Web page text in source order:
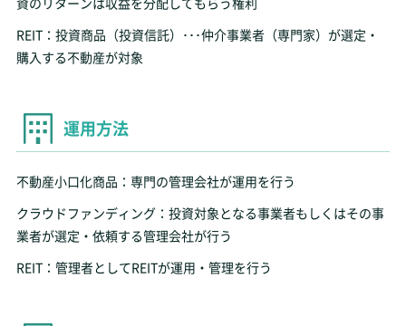
REIT：投資商品（投資信託）･･･仲介事業者（専門家）が選定・
購入する不動産が対象
運用方法
不動産小口化商品：専門の管理会社が運用を行う
クラウドファンディング：投資対象となる事業者もしくはその事
業者が選定・依頼する管理会社が行う
REIT：管理者としてREITが運用・管理を行う